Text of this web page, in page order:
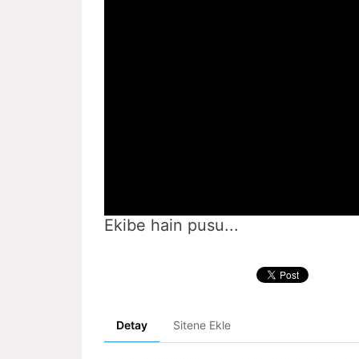
Ekibe hain pusu...
Detay Sitene Ekle